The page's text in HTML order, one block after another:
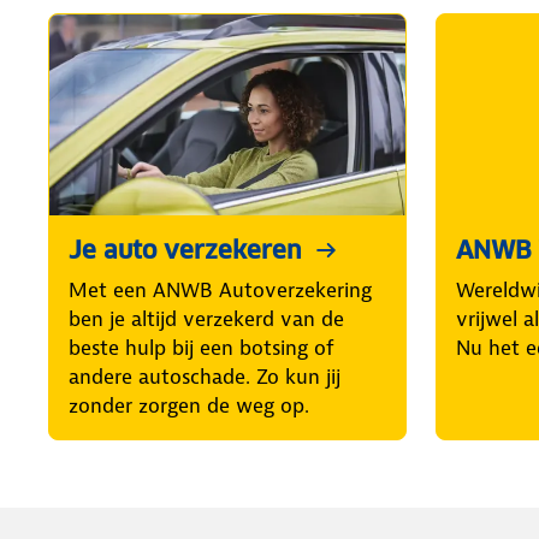
Je auto verzekeren
Met een ANWB Autoverzekering
ben je altijd verzekerd van de
beste hulp bij een botsing of
andere autoschade. Zo kun jij
zonder zorgen de weg op.
vrijwel
Nu het